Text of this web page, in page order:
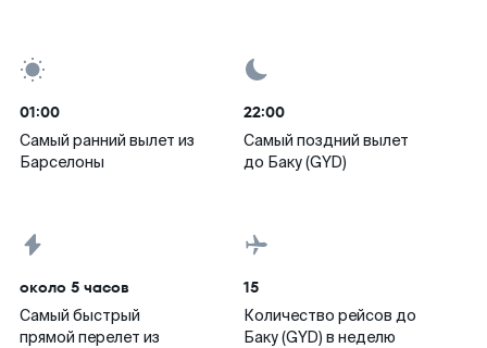
01:00
Самый ранний вылет из
Барселоны
22:00
Самый поздний вылет
до Баку (GYD)
около 5 часов
Самый быстрый
прямой перелет из
15
Количество рейсов до
Баку (GYD) в неделю